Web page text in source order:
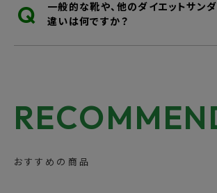
Q
一般的な靴や、他のダイエットサン
違いは何ですか？
おすすめの商品